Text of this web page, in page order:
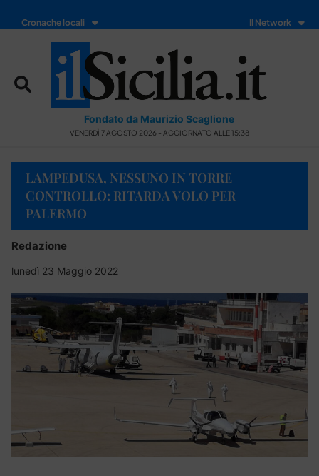
Cronache locali Il Network
Fondato da Maurizio Scaglione
VENERDÌ 7 AGOSTO 2026 - AGGIORNATO ALLE 15:38
LAMPEDUSA, NESSUNO IN TORRE
CONTROLLO: RITARDA VOLO PER
PALERMO
Redazione
lunedì 23 Maggio 2022